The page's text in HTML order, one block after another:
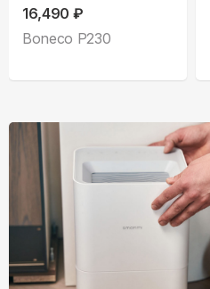
16,490 ₽
Boneco P230